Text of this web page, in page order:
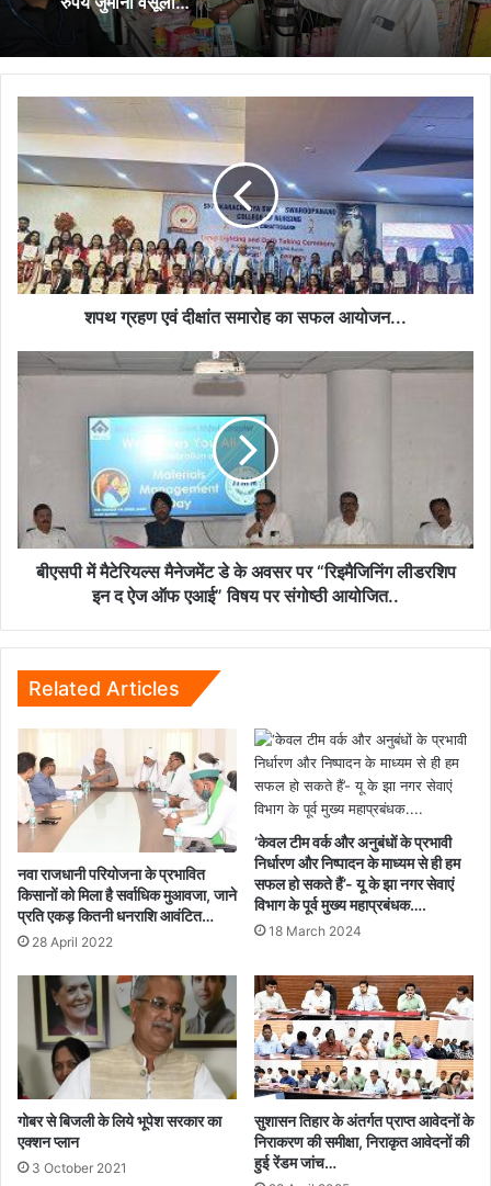
ग्रहण
एवं
दीक्षांत
समारोह
का
सफल
आयोजन...
शपथ ग्रहण एवं दीक्षांत समारोह का सफल आयोजन...
बीएसपी
में
अवसर
“रिइमैजिनिंग
लीडरशिप
एआई”
विषय
पर
संगोष्ठी
आयोजित..
बीएसपी में मैटेरियल्स मैनेजमेंट डे के अवसर पर “रिइमैजिनिंग लीडरशिप
इन द ऐज ऑफ एआई” विषय पर संगोष्ठी आयोजित..
Related Articles
नवा राजधानी परियोजना के प्रभावित
किसानों को मिला है सर्वाधिक मुआवजा, जाने
प्रति एकड़ कितनी धनराशि आवंटित…
28 April 2022
‘केवल टीम वर्क और अनुबंधों के प्रभावी
निर्धारण और निष्पादन के माध्यम से ही हम
सफल हो सकते हैं’- यू के झा नगर सेवाएं
विभाग के पूर्व मुख्य महाप्रबंधक….
18 March 2024
गोबर से बिजली के लिये भूपेश सरकार का
एक्शन प्लान
3 October 2021
सुशासन तिहार के अंतर्गत प्राप्त आवेदनों के
निराकरण की समीक्षा, निराकृत आवेदनों की
हुई रेंडम जांच…